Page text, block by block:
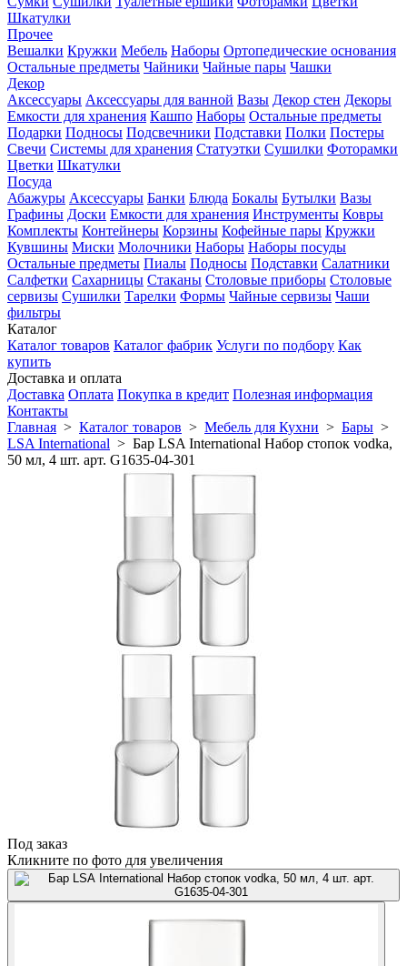
Шкатулки
Прочее
Вешалки Кружки Мебель Наборы Ортопедические основания
Остальные предметы Чайники Чайные пары Чашки
Декор
Аксессуары Аксессуары для ванной Вазы Декор стен Декоры
Емкости для хранения Кашпо Наборы Остальные предметы
Подарки Подносы Подсвечники Подставки Полки Постеры
Свечи Системы для хранения Статуэтки Сушилки Фоторамки
Цветки Шкатулки
Посуда
Абажуры Аксессуары Банки Блюда Бокалы Бутылки Вазы
Графины Доски Емкости для хранения Инструменты Ковры
Комплекты Контейнеры Корзины Кофейные пары Кружки
Кувшины Миски Молочники Наборы Наборы посуды
Остальные предметы Пиалы Подносы Подставки Салатники
Салфетки Сахарницы Стаканы Столовые приборы Столовые
сервизы Сушилки Тарелки Формы Чайные сервизы Чаши
фильтры
Каталог
Каталог товаров Каталог фабрик Услуги по подбору Как
купить
Доставка и оплата
Доставка Оплата Покупка в кредит Полезная информация
Контакты
Главная > Каталог товаров > Мебель для Кухни > Бары >
LSA International > Бар LSA International Набор стопок vodka,
50 мл, 4 шт. арт. G1635-04-301
Под заказ
Кликните по фото для увеличения